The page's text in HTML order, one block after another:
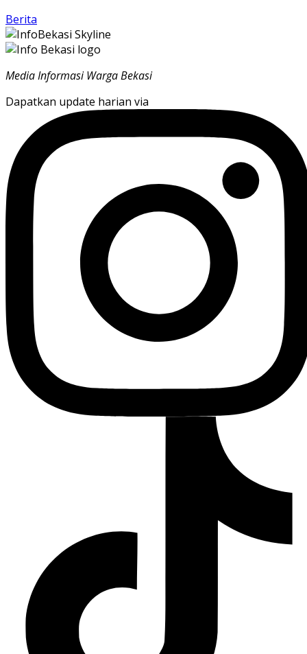
Berita
Media Informasi Warga Bekasi
Dapatkan update harian via